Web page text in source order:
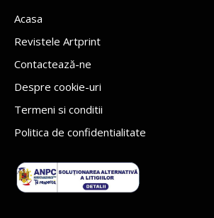
Acasa
Revistele Artprint
Contactează-ne
Despre cookie-uri
Termeni si conditii
Politica de confidentialitate